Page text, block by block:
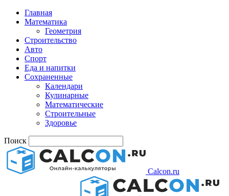
Главная
Математика
Геометрия
Строительство
Авто
Спорт
Еда и напитки
Сохраненные
Календари
Кулинарные
Математические
Строительные
Здоровье
Поиск
Calcon.ru